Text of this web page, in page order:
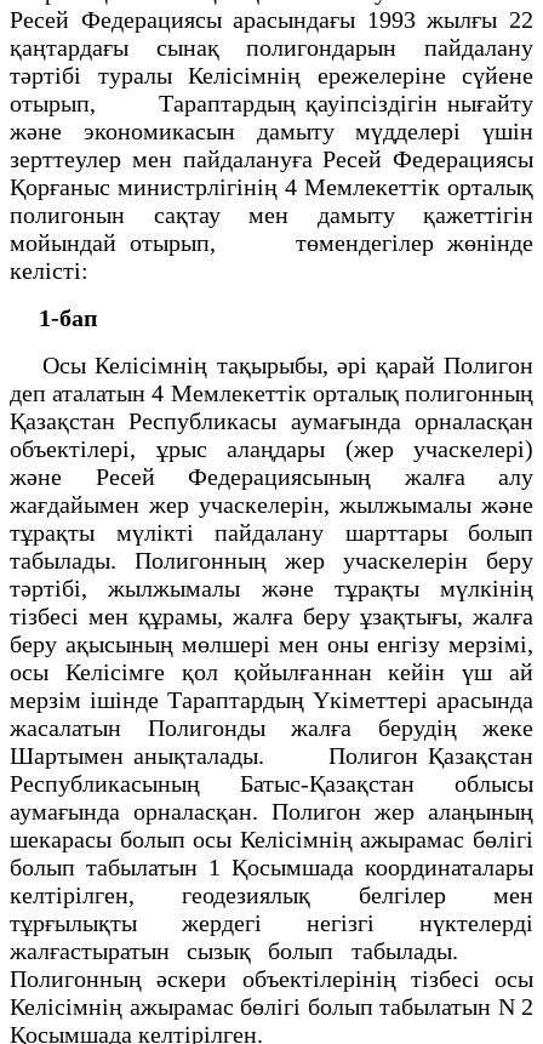
Ресей Федерациясы арасындағы 1993 жылғы 22
қаңтардағы сынақ полигондарын пайдалану
тәртібі туралы Келісімнің ережелеріне сүйене
отырып, Тараптардың қауіпсіздігін нығайту
және экономикасын дамыту мүдделері үшін
зерттеулер мен пайдалануға Ресей Федерациясы
Қорғаныс министрлігінің 4 Мемлекеттік орталық
полигонын сақтау мен дамыту қажеттігін
мойындай отырып, төмендегілер жөнінде
келісті:
1-бап
Осы Келісімнің тақырыбы, әрі қарай Полигон
деп аталатын 4 Мемлекеттік орталық полигонның
Қазақстан Республикасы аумағында орналасқан
объектілері, ұрыс алаңдары (жер учаскелері)
және Ресей Федерациясының жалға алу
жағдайымен жер учаскелерін, жылжымалы және
тұрақты мүлікті пайдалану шарттары болып
табылады. Полигонның жер учаскелерін беру
тәртібі, жылжымалы және тұрақты мүлкінің
тізбесі мен құрамы, жалға беру ұзақтығы, жалға
беру ақысының мөлшері мен оны енгізу мерзімі,
осы Келісімге қол қойылғаннан кейін үш ай
мерзім ішінде Тараптардың Үкіметтері арасында
жасалатын Полигонды жалға берудің жеке
Шартымен анықталады. Полигон Қазақстан
Республикасының Батыс-Қазақстан облысы
аумағында орналасқан. Полигон жер алаңының
шекарасы болып осы Келісімнің ажырамас бөлігі
болып табылатын 1 Қосымшада координаталары
келтірілген, геодезиялық белгілер мен
тұрғылықты жердегі негізгі нүктелерді
жалғастыратын сызық болып табылады.
Полигонның әскери объектілерінің тізбесі осы
Келісімнің ажырамас бөлігі болып табылатын N 2
Қосымшада келтірілген.